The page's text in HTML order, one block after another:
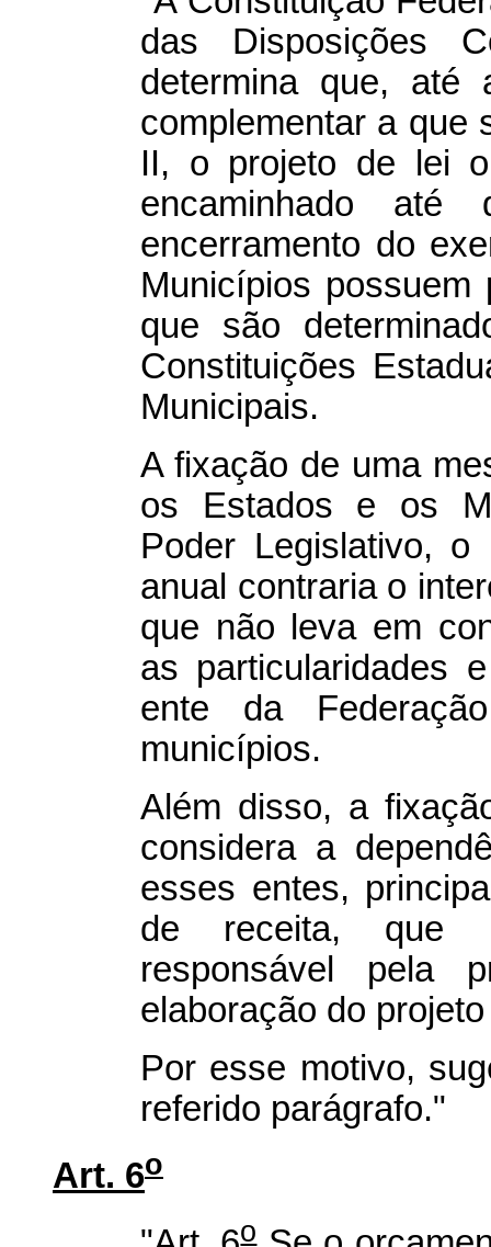
das Disposições
determina que,
complementar a que
II, o projeto de lei
encaminhado
encerramento do
Municípios possuem
que são
Constituições
Municipais.
A fixação de uma
os Estados e os
Poder Legislativo, o
anual contraria o
que não leva em
as particularidades
ente da
municípios.
Além disso, a
considera a
esses entes,
de receita, que
responsável pela
elaboração do
Por esse motivo,
referido parágrafo."
Art. 6o
o